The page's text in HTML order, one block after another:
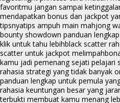
favoritmu jangan sampai
mendapatkan bonus dan jackpot
tipsnyatips ampuh main mahjong
bounty showdown panduan
klik untuk tahu lebihblack scatter
scatter untuk jackpot melimpah
kamu jadi pemenang sejati pelajari
rahasia strategi yang tidak banyak
panduan lengkap untuk pemula
rahasia keuntungan besar yang
terbukti membuat kamu menang